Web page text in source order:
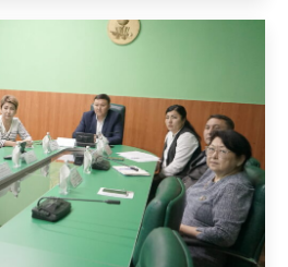
1935 жылдардағы өмір
тағдырын баяндайды.
патриоттық
Оқытушылар
керемет әсер…